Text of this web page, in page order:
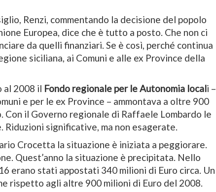
Renzi, commentando la decisione del popolo
Europea, dice che è tutto a posto. Che non ci
da quelli finanziari. Se è così, perché continua
siciliana, ai Comuni e alle ex Province della
al 2008 il Fondo regionale per le Autonomia locali –
e per le ex Province – ammontava a oltre 900
Con il Governo regionale di Raffaele Lombardo le
significative, ma non esagerate.
Crocetta la situazione è iniziata a peggiorare.
Quest’anno la situazione è precipitata. Nello
erano stati appostati 340 milioni di Euro circa. Un
rispetto agli altre 900 milioni di Euro del 2008.